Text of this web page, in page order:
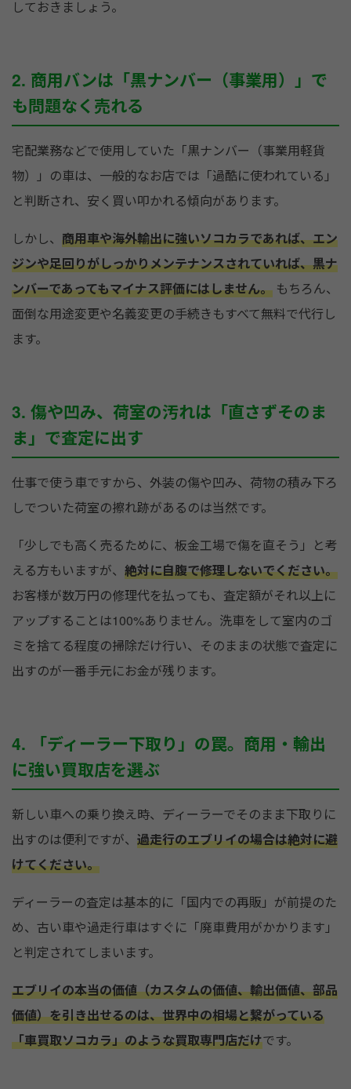
しておきましょう。
2. 商用バンは「黒ナンバー（事業用）」で
も問題なく売れる
宅配業務などで使用していた「黒ナンバー（事業用軽貨
物）」の車は、一般的なお店では「過酷に使われている」
と判断され、安く買い叩かれる傾向があります。
しかし、 商用車や海外輸出に強いソコカラであれば、エン
ジンや足回りがしっかりメンテナンスされていれば、黒ナ
ンバーであってもマイナス評価にはしません。 もちろん、
面倒な用途変更や名義変更の手続きもすべて無料で代行し
ます。
3. 傷や凹み、荷室の汚れは「直さずそのま
ま」で査定に出す
仕事で使う車ですから、外装の傷や凹み、荷物の積み下ろ
しでついた荷室の擦れ跡があるのは当然です。
「少しでも高く売るために、板金工場で傷を直そう」と考
える方もいますが、 絶対に自腹で修理しないでください。
お客様が数万円の修理代を払っても、査定額がそれ以上に
アップすることは100%ありません。洗車をして室内のゴ
ミを捨てる程度の掃除だけ行い、そのままの状態で査定に
出すのが一番手元にお金が残ります。
4. 「ディーラー下取り」の罠。商用・輸出
に強い買取店を選ぶ
新しい車への乗り換え時、ディーラーでそのまま下取りに
出すのは便利ですが、 過走行のエブリイの場合は絶対に避
けてください。
ディーラーの査定は基本的に「国内での再販」が前提のた
め、古い車や過走行車はすぐに「廃車費用がかかります」
と判定されてしまいます。
エブリイの本当の価値（カスタムの価値、輸出価値、部品
価値）を引き出せるのは、世界中の相場と繋がっている
「車買取ソコカラ」のような買取専門店だけです。